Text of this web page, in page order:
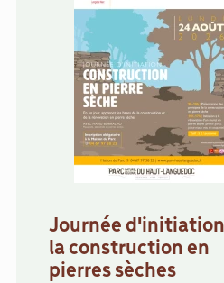
Journée
la construction en
pierres sèches